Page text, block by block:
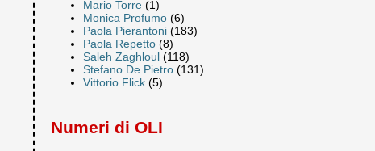
Mario Torre (1)
Monica Profumo (6)
Paola Pierantoni (183)
Paola Repetto (8)
Saleh Zaghloul (118)
Stefano De Pietro (131)
Vittorio Flick (5)
Numeri di OLI